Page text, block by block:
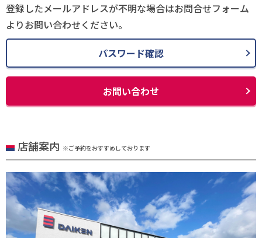
登録したメールアドレスが不明な場合はお問合せフォーム
よりお問い合わせください。
パスワード確認
お問い合わせ
店舗案内 ※ご予約をおすすめしております